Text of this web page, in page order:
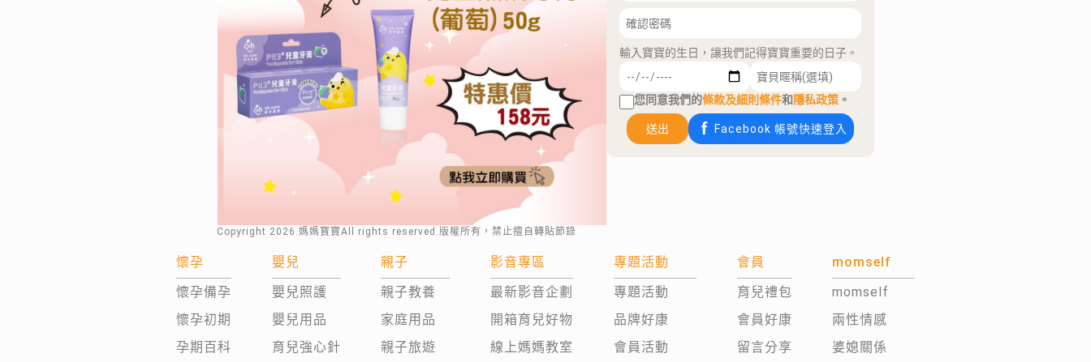
Copyright 2026 .媽媽寶寶All rights reserved.版權所有，禁止擅自轉貼節錄
輸入寶寶的生日，讓我們記得寶寶重要的日子。
您同意我們的條款及細則條件和隱私政策 。
送出 Facebook 帳號快速登入
懷孕
懷孕備孕
懷孕初期
孕期百科
嬰兒
嬰兒照護
嬰兒用品
育兒強心針
親子
親子教養
家庭用品
親子旅遊
影音專區
最新影音企劃
開箱育兒好物
線上媽媽教室
專題活動
專題活動
品牌好康
會員活動
會員
育兒禮包
會員好康
留言分享
momself
momself
兩性情感
婆媳關係